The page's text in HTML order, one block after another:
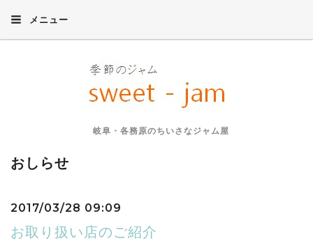
メニュー
岐阜・各務原のちいさなジャム屋
おしらせ
2017/03/28 09:09
お取り扱い店のご紹介